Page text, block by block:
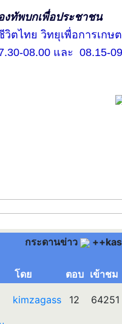
พื่อประชาชน
ไทย วิทยุเพื่อการเกษต
08.00 และ 08.15-
กระดานข่าว
โดย ตอบ เข้าชม
kimzagass 12 64251